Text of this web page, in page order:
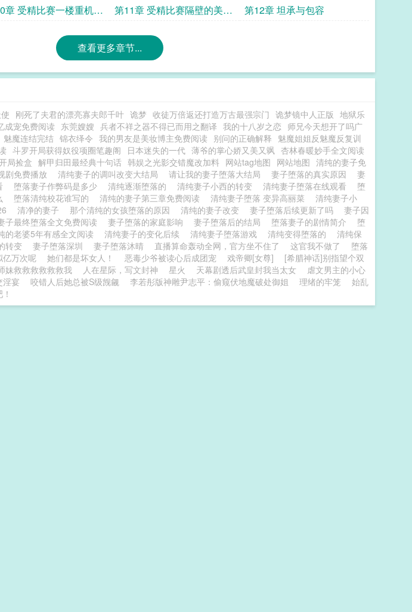
们
章 受精比赛一楼重机爱
第11章 受精比赛隔壁的美人
第12章 坦承与包容
查看更多章节...
刚死了夫君的漂亮寡夫郎千叶 诡梦 收徒万倍返还打造万古最强宗门 诡梦镜中人正版 地狱乐
成宠免费阅读 东莞嫂嫂 兵者不祥之器不得已而用之翻译 我的十八岁之恋 师兄今天想开了吗广
魅魔连结完结 锦衣绎令 我的男友是美妆博主免费阅读 别问的正确解释 魅魔姐姐反魅魔反复训
斗罗开局获得奴役项圈笔趣阁 日本迷失的一代 薄爷的掌心娇又美又飒 杏林春暖妙手全文阅读
局捡盒 解甲归田最经典十句话 韩娱之光影交错魔改加料 网站tag地图 网站地图 清纯的妻子免
剧免费播放 清纯妻子的调叫改变大结局 请让我的妻子堕落大结局 妻子堕落的真实原因
妻
堕落妻子作弊码是多少 清纯逐渐堕落的 清纯妻子小西的转变 清纯妻子堕落在线观看
堕
堕落清纯校花谁写的 清纯的妻子第三章免费阅读 清纯妻子堕落 变异高丽菜
清纯妻子小
清净的妻子 那个清纯的女孩堕落的原因 清纯的妻子改变 妻子堕落后续更新了吗
妻子因
子最终堕落全文免费阅读 妻子堕落的家庭影响 妻子堕落后的结局 堕落妻子的剧情简介
堕
的老婆5年有感全文阅读 清纯妻子的变化后续 清纯妻子堕落游戏 清纯变得堕落的
清纯保
转变 妻子堕落深圳 妻子堕落沐晴 直播算命轰动全网，官方坐不住了 这官我不做了
堕落
亿万次呢 她们都是坏女人！ 恶毒少爷被读心后成团宠 戏帝卿[女尊]
[希腊神话]别指望个双
妹救救救救救救我 人在星际，写文封神 星火 天幕剧透后武皇封我当太女
虐文男主的小心
淫宴 咬错人后她总被S级觊觎 李若彤版神雕尹志平：偷窥伏地魔破处御姐 理绪的牢笼
始乱